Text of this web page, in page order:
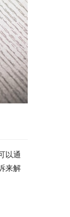
以通
来解